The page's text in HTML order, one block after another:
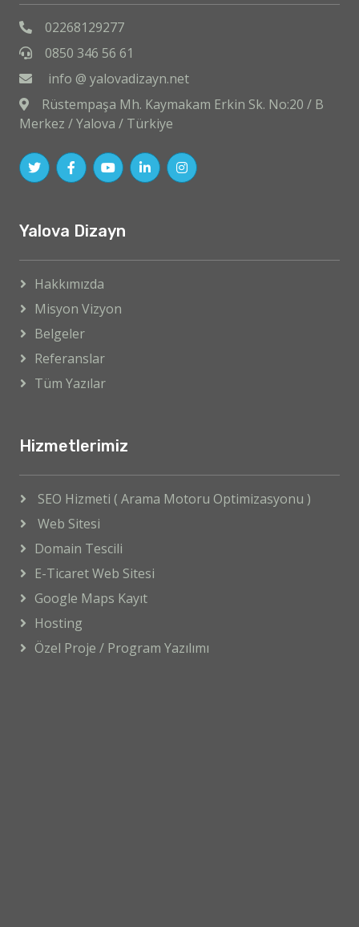
02268129277
0850 346 56 61
info @ yalovadizayn.net
Rüstempaşa Mh. Kaymakam Erkin Sk. No:20 / B
Merkez / Yalova / Türkiye
Yalova Dizayn
Hakkımızda
Misyon Vizyon
Belgeler
Referanslar
Tüm Yazılar
Hizmetlerimiz
SEO Hizmeti ( Arama Motoru Optimizasyonu )
Web Sitesi
Domain Tescili
E-Ticaret Web Sitesi
Google Maps Kayıt
Hosting
Özel Proje / Program Yazılımı